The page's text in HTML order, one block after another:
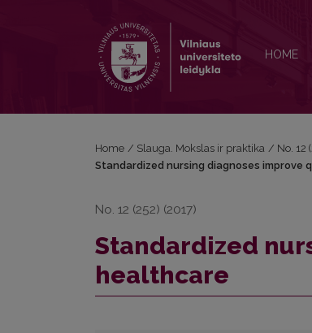
HOME
Home / Slauga. Mokslas ir praktika / No. 12
Standardized nursing diagnoses improve
No. 12 (252) (2017)
Standardized
healthcare